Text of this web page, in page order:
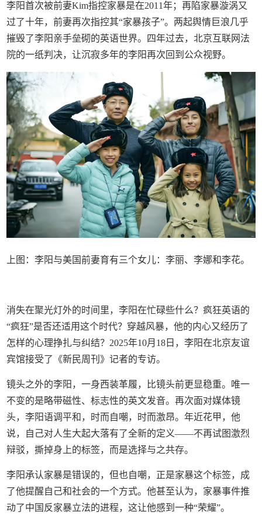
李阳首次被前妻Kim指控家暴是在2011年；再陷家暴漩涡又
过了十年，前妻再次指控其“家暴孩子”。两起舆情巨浪几乎
摧毁了李阳亲手垒砌的英语世界。四年过去，北京互联网法
院的一纸判决，让沉寂多年的李阳再次回到公众视野。
上图：李阳与美国前妻育有三个女儿：李丽、李娜和李花。
消失在聚光灯外的时间里，李阳在忙碌些什么？疯狂英语的
“疯狂”是否还适用这个时代？穿越风暴，他的内心又经历了
怎样的心理挣扎与纠结？2025年10月18日，李阳在北京友谊
宾馆接受了《新民周刊》记者的专访。
镜头之外的李阳，一身西装革履，比镜头前更显稳重。唯一
不变的是略带磁性、标志性的英文发音。再次面对媒体镜
头，李阳语调平和，时而自嘲，时而激昂。年近花甲，他
说，自己对人生大起大落有了全新的定义——不再试图激烈
辩驳，撕掉身上的标签，而是选择与之共存。
李阳承认家暴是错误的，但也自嘲，正是家暴这个标签，成
了他提醒自己和社会的一个方式。他甚至认为，家暴事件推
动了中国反家暴立法的进程，这让他感到一种“荣耀”。